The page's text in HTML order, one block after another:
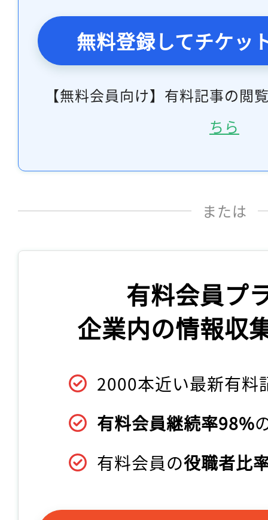
無料登録してチケッ
【無料会員向け】有料記事の閲
ちら
または
有料会員プ
企業内の情報収
2000本近い最新有料
有料会員継続率98%
有料会員の役職者比